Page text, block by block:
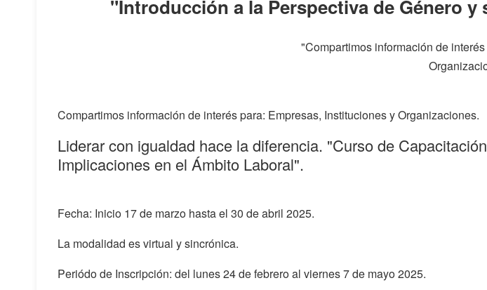
"Introducción a la Perspectiva de Género
"Compartimos información de
Compartimos información de interés para: Empresas, Instituciones y Organizaciones.
Liderar con igualdad hace la diferencia. "Curso de
Implicaciones en el Ámbito Laboral".
Fecha: Inicio 17 de marzo hasta el 30 de abril 2025.
La modalidad es virtual y sincrónica.
Periódo de Inscripción: del lunes 24 de febrero al viernes 7 de mayo 2025.